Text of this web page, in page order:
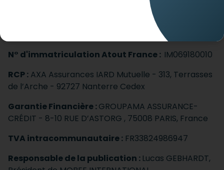
MOBEE TRAVEL
305 RUE GABRIEL VOISIN 69400
N° d'immatriculation Atout France : IM069180010
RCP : AXA Assurances IARD Mutuelle - 313, Terrasses
de l’Arche - 92727 Nanterre Cedex
Garantie Financière :GROUPAMA ASSURANCE-
CRÉDIT - 8-10 RUE D’ASTORG , 75008 PARIS, France
TVA intracommunautaire : FR33824986947
Responsable de la publication : Lucas GEBHARDT,